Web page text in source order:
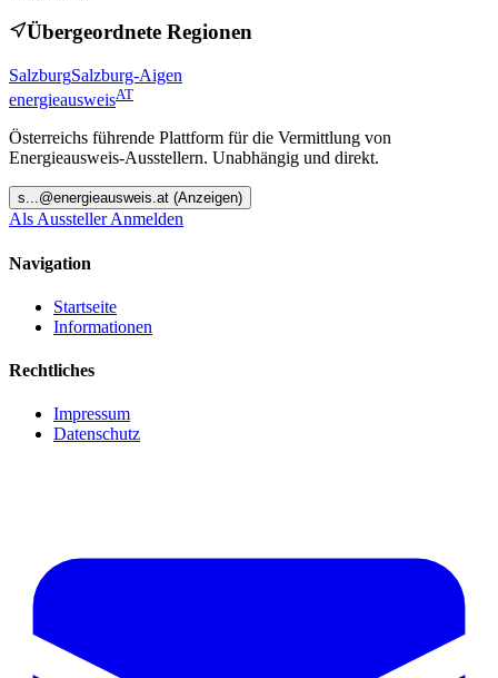
Übergeordnete Regionen
SalzburgSalzburg-Aigen
energieausweisAT
Österreichs führende Plattform für die Vermittlung von
Energieausweis-Ausstellern. Unabhängig und direkt.
s...@energieausweis.at (Anzeigen)
Als Aussteller Anmelden
Navigation
Startseite
Informationen
Rechtliches
Impressum
Datenschutz